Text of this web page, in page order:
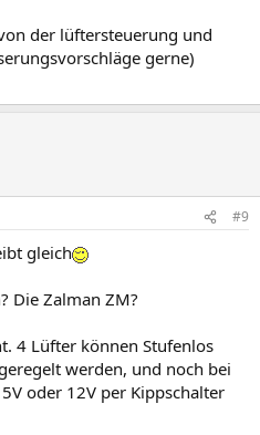
der lüftersteuerung und
gerne)
#9
gleich
Die Zalman ZM?
4 Lüfter können Stufenlos
werden, und noch bei
oder 12V per Kippschalter